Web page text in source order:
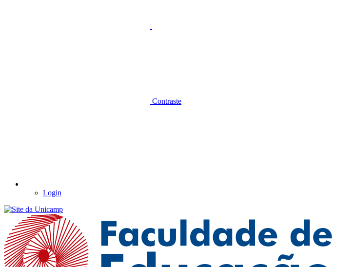
Contraste
Login